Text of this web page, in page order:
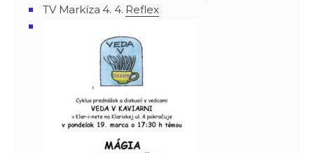
TV Markíza 4. 4. Reflex